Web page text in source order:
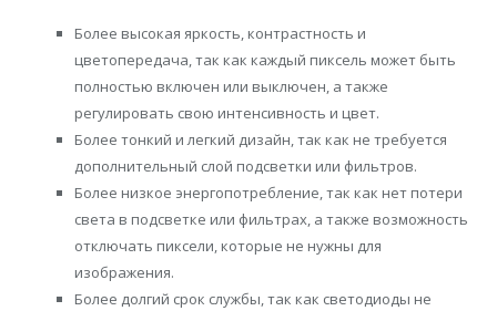
Более высокая яркость, контрастность и
цветопередача, так как каждый пиксель может быть
полностью включен или выключен, а также
регулировать свою интенсивность и цвет.
Более тонкий и легкий дизайн, так как не требуется
дополнительный слой подсветки или фильтров.
Более низкое энергопотребление, так как нет потери
света в подсветке или фильтрах, а также возможность
отключать пиксели, которые не нужны для
изображения.
Более долгий срок службы, так как светодиоды не